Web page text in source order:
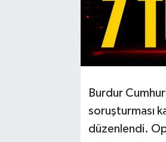
Burdur
soruşturması
düzenlendi.